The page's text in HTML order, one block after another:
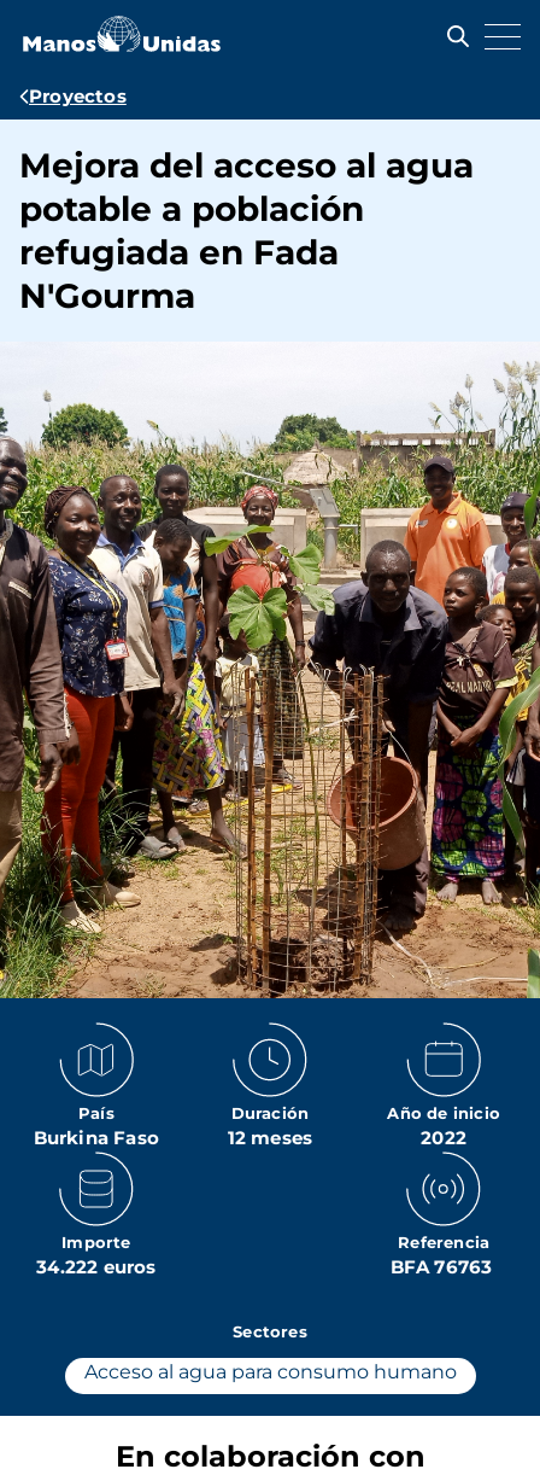
contenido
Ruta
navegación
Proyectos
Mejora del acceso al agua
potable a población
refugiada en Fada
N'Gourma
País
Burkina Faso
Duración
12 meses
Año de inicio
2022
Importe
34.222 euros
Referencia
BFA 76763
Sectores
Acceso al agua para consumo humano
En colaboración con